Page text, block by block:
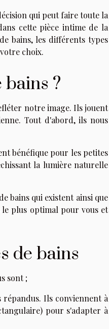
qui peut faire toute la
cette pièce intime de la
bains, les différents types
choix.
?
notre image. Ils jouent
Tout d'abord, ils nous
bénéfique pour les petites
la lumière naturelle
bains qui existent ainsi que
plus optimal pour vous et
de bains
sont ;
Ils conviennent à
pour s'adapter à